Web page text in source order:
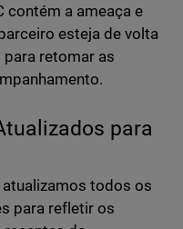
contém a ameaça e
esteja de volta
retomar as
para
todos os
para refletir os